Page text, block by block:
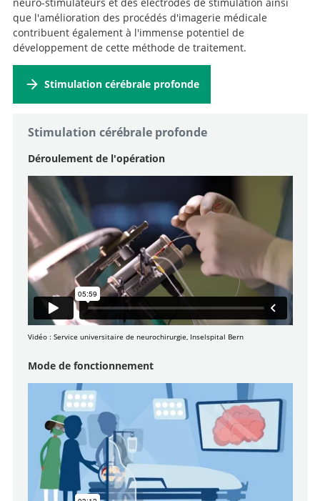
que l'amélioration des procédés d'imagerie médicale
contribuent également à l'immense potentiel de
développement de cette méthode de traitement.
Stimulation cérébrale profonde
Stimulation cérébrale profonde
Déroulement de l'opération
Vidéo : Service universitaire de neurochirurgie, Inselspital Bern
Mode de fonctionnement